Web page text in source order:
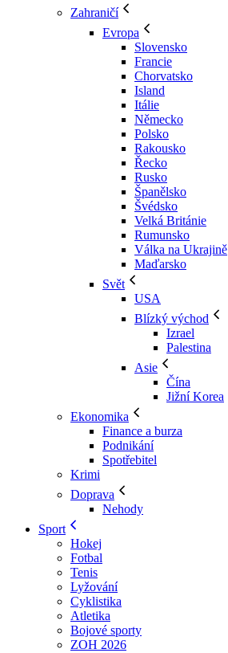
Zahraničí
Evropa
Slovensko
Francie
Chorvatsko
Island
Itálie
Německo
Polsko
Rakousko
Řecko
Rusko
Španělsko
Švédsko
Velká Británie
Rumunsko
Válka na Ukrajině
Maďarsko
Svět
USA
Blízký východ
Izrael
Palestina
Asie
Čína
Jižní Korea
Ekonomika
Finance a burza
Podnikání
Spotřebitel
Krimi
Doprava
Nehody
Sport
Hokej
Fotbal
Tenis
Lyžování
Cyklistika
Atletika
Bojové sporty
ZOH 2026